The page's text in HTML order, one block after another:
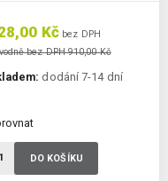
Kč bez DPH
bez DPH 910,00 Kč
dodání 7-14 dní
DO KOŠÍKU